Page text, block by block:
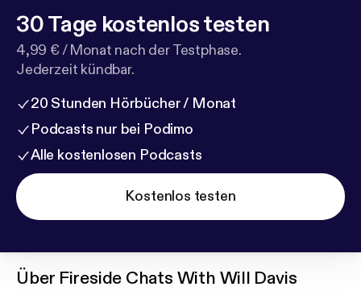
30 Tage kostenlos testen
4,99 € / Monat nach der Testphase.
Jederzeit kündbar.
20 Stunden Hörbücher / Monat
Podcasts nur bei Podimo
Alle kostenlosen Podcasts
Kostenlos testen
Über Fireside Chats With Will Davis